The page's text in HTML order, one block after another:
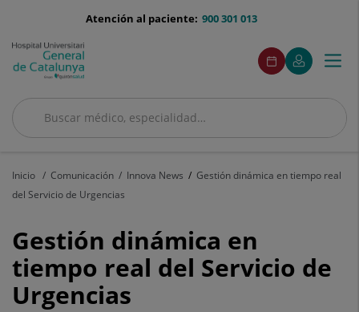
menu-
900 301 013
Atención al paciente:
Buscar
Buscar
menuAcceso
Pedir
cita
Este
enlace
se
en
Mi
Quirónsalud
Este
enlace
se
en
ventana
Menú
Inicio Comunicación Innova News
Gestión dinámica en tiempo real
del Servicio de Urgencias
Gestión
dinámica
en
Gestión dinámica en
tiempo real del Servicio de
Urgencias